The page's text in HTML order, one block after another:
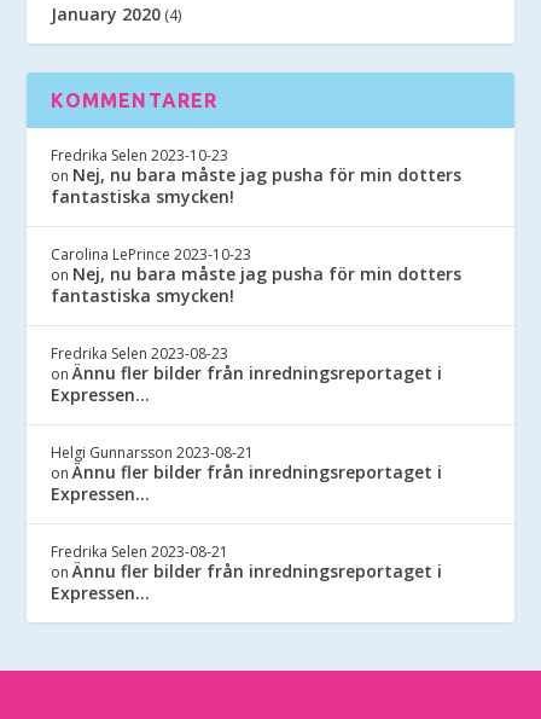
January 2020 (4)
KOMMENTARER
Fredrika Selen 2023-10-23
on Nej, nu bara måste jag pusha för min dotters
fantastiska smycken!
Carolina LePrince 2023-10-23
on Nej, nu bara måste jag pusha för min dotters
fantastiska smycken!
Fredrika Selen 2023-08-23
onÄnnu fler bilder från inredningsreportaget i
Expressen…
Helgi Gunnarsson 2023-08-21
onÄnnu fler bilder från inredningsreportaget i
Expressen…
Fredrika Selen 2023-08-21
onÄnnu fler bilder från inredningsreportaget i
Expressen…